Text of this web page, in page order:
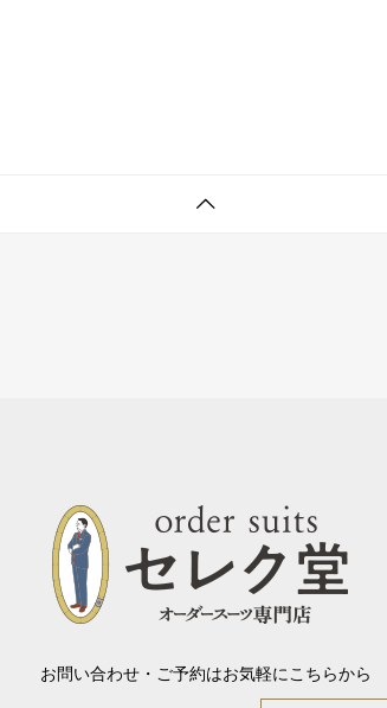
お問い合わせ・ご予約はお気軽にこちらから